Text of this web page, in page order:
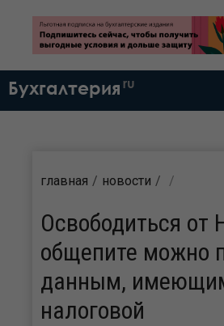
Бухгалтерия ru
главная новости
Освободиться от
общепите можно
данным,
налоговой